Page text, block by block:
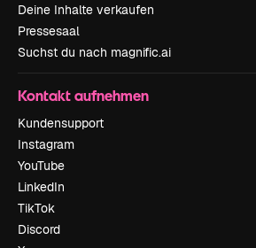
Deine Inhalte verkaufen
Pressesaal
Suchst du nach magnific.ai
Kontakt aufnehmen
Kundensupport
Instagram
YouTube
LinkedIn
TikTok
Discord